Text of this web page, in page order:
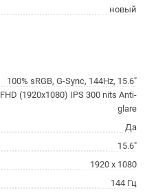
новый
100% sRGB, G-Sync, 144Hz, 15.6"
FHD (1920x1080) IPS 300 nits Anti-
glare
Да
15.6"
1920 x 1080
144 Гц